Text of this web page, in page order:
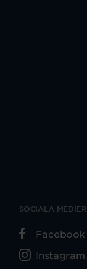
SOCIALA MEDIER
Facebook
Instagram